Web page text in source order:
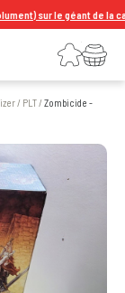
sur le géant de la carte
Connexion
Votre panier
/ PLT/Zombicide -